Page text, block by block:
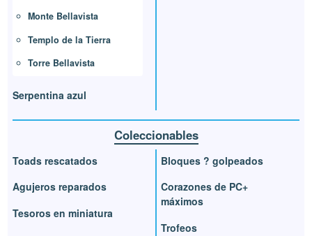
Monte Bellavista
Templo de la Tierra
Torre Bellavista
Serpentina azul
Coleccionables
Toads rescatados
Agujeros reparados
Tesoros en miniatura
Bloques ? golpeados
Corazones de PC+
máximos
Trofeos